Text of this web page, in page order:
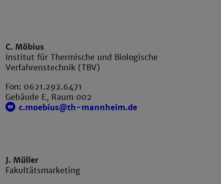
C. Möbius
Institut für Thermische und Biologische
Verfahrenstechnik (TBV)
Fon: 0621.292.6471
Gebäude E, Raum 002
c.moebius@th-mannheim.de
J. Müller
Fakultätsmarketing